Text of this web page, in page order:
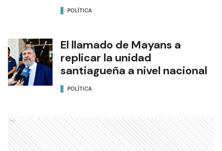
POLÍTICA
El llamado de Mayans a
replicar la unidad
santiagueña a nivel nacional
POLÍTICA
Ads